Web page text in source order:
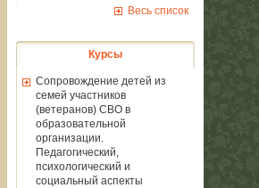
Весь список
Курсы
Сопровождение детей из
семей участников
(ветеранов) СВО в
образовательной
организации.
Педагогический,
психологический и
социальный аспекты